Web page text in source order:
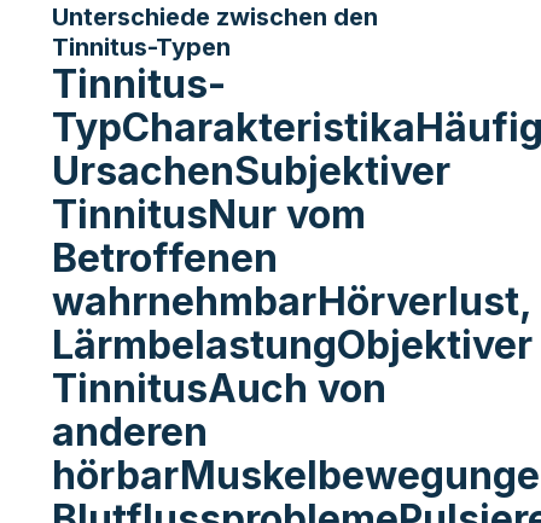
Unterschiede zwischen den
Tinnitus-Typen
Tinnitus-
UrsachenSubjektiver
TinnitusNur vom
Betroffenen
wahrnehmbarHörverlust,
LärmbelastungObjektiver
TinnitusAuch von
anderen